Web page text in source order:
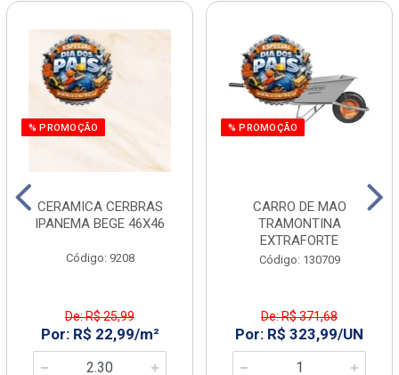
% PROMOÇÃO
CERAMICA CERBRAS
IPANEMA BEGE 46X46
Código: 9208
De: R$ 25,99
Por: R$ 22,99/m²
% PROMOÇÃO
CARRO DE MAO
TRAMONTINA
EXTRAFORTE
Código: 130709
De: R$ 371,68
Por: R$ 323,99/UN